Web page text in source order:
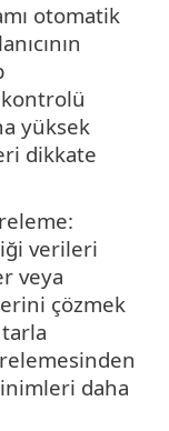
otomatik
yüksek
dikkate
verileri
veya
çözmek
daha